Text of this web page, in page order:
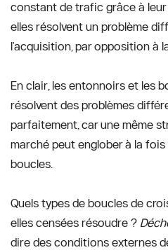
constant de trafic grâce à leur
elles résolvent un problème
l'acquisition, par opposition à
En clair, les entonnoirs et les
résolvent des problèmes
parfaitement, car une même
marché peut englober à la
boucles.
Quels types de boucles de
elles censées résoudre ?
dire des conditions externes